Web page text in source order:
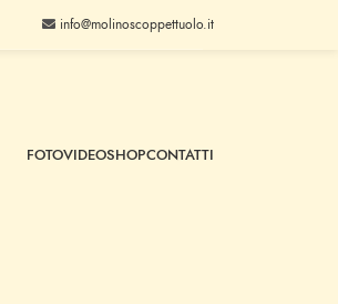
info@molinoscoppettuolo.it
FOTOVIDEOSHOPCONTATTI